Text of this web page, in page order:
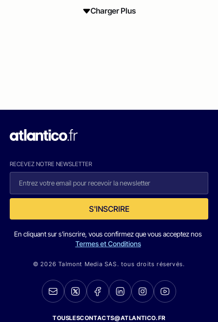
Charger Plus
RECEVEZ NOTRE NEWSLETTER
S'INSCRIRE
En cliquant sur s'inscrire, vous confirmez que vous acceptez nos
Termes et Conditions
© 2026 Talmont Media SAS. tous droits réservés.
TOUSLESCONTACTS@ATLANTICO.FR